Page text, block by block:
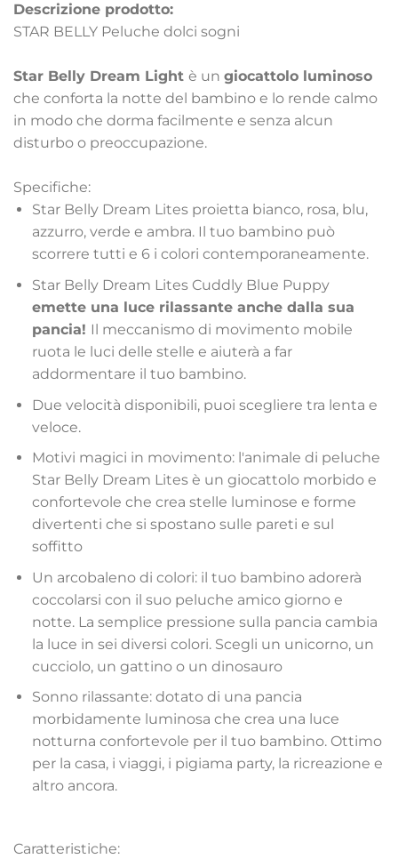
Descrizione prodotto:
STAR BELLY Peluche dolci sogni
Star Belly Dream Light è un giocattolo luminoso
che conforta la notte del bambino e lo rende calmo
in modo che dorma facilmente e senza alcun
disturbo o preoccupazione.
Specifiche:
Star Belly Dream Lites proietta bianco, rosa, blu,
azzurro, verde e ambra. Il tuo bambino può
scorrere tutti e 6 i colori contemporaneamente.
Star Belly Dream Lites Cuddly Blue Puppy
emette una luce rilassante anche dalla sua
pancia! Il meccanismo di movimento mobile
ruota le luci delle stelle e aiuterà a far
addormentare il tuo bambino.
Due velocità disponibili, puoi scegliere tra lenta e
veloce.
Motivi magici in movimento: l'animale di peluche
Star Belly Dream Lites è un giocattolo morbido e
confortevole che crea stelle luminose e forme
divertenti che si spostano sulle pareti e sul
soffitto
Un arcobaleno di colori: il tuo bambino adorerà
coccolarsi con il suo peluche amico giorno e
notte. La semplice pressione sulla pancia cambia
la luce in sei diversi colori. Scegli un unicorno, un
cucciolo, un gattino o un dinosauro
Sonno rilassante: dotato di una pancia
morbidamente luminosa che crea una luce
notturna confortevole per il tuo bambino. Ottimo
per la casa, i viaggi, i pigiama party, la ricreazione e
altro ancora.
Caratteristiche: